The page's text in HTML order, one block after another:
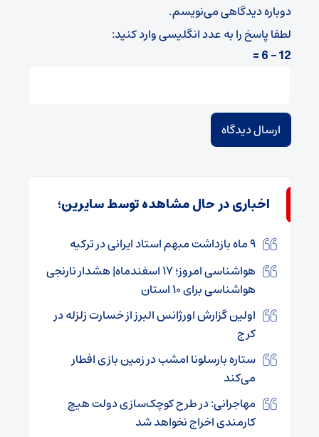
دوباره دیدگاهی می‌نویسم.
لطفا پاسخ را به عدد انگلیسی وارد کنید:
12 − 6 =
اخباری در حال مشاهده توسط سایرین؛
۹ ماه بازداشت مبهم استاد ایرانی در ترکیه
هواشناسی امروز؛ ۱۷ اسفندماه| هشدار نارنجی
هواشناسی برای ۱۰ استان
اولین گزارش اورژانس البرز از خسارت زلزله در
کرج
ستاره بارسلونا امشب در زمین بازی افطار
می‌کند
مهاجرانی: در طرح کوچک‌سازی دولت هیچ
کارمندی اخراج نخواهد شد